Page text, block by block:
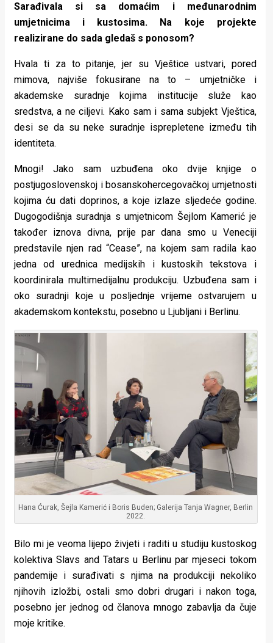
Sarađivala si sa domaćim i međunarodnim
umjetnicima i kustosima. Na koje projekte
realizirane do sada gledaš s ponosom?
Hvala ti za to pitanje, jer su Vještice ustvari, pored
mimova, najviše fokusirane na to – umjetničke i
akademske suradnje kojima institucije služe kao
sredstva, a ne ciljevi. Kako sam i sama subjekt Vještica,
desi se da su neke suradnje isprepletene između tih
identiteta.
Mnogi! Jako sam uzbuđena oko dvije knjige o
postjugoslovenskoj i bosanskohercegovačkoj umjetnosti
kojima ću dati doprinos, a koje izlaze sljedeće godine.
Dugogodišnja suradnja s umjetnicom Šejlom Kamerić je
također iznova divna, prije par dana smo u Veneciji
predstavile njen rad “Cease”, na kojem sam radila kao
jedna od urednica medijskih i kustoskih tekstova i
koordinirala multimedijalnu produkciju. Uzbuđena sam i
oko suradnji koje u posljednje vrijeme ostvarujem u
akademskom kontekstu, posebno u Ljubljani i Berlinu.
Hana Ćurak, Šejla Kamerić i Boris Buden; Galerija Tanja Wagner, Berlin
2022.
Bilo mi je veoma lijepo živjeti i raditi u studiju kustoskog
kolektiva Slavs and Tatars u Berlinu par mjeseci tokom
pandemije i surađivati s njima na produkciji nekoliko
njihovih izložbi, ostali smo dobri drugari i nakon toga,
posebno jer jednog od članova mnogo zabavlja da čuje
moje kritike.